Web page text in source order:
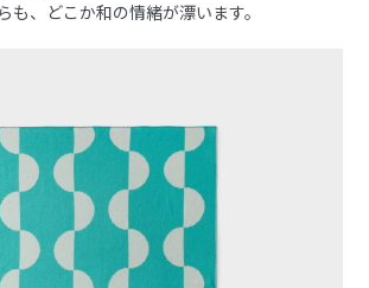
も、どこか和の情緒が漂います。